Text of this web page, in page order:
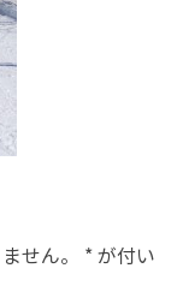
せん。 *が付い